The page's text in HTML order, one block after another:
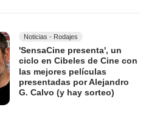
Noticias - Rodajes
'SensaCine presenta', un
ciclo en Cibeles de Cine con
las mejores películas
presentadas por Alejandro
G. Calvo (y hay sorteo)